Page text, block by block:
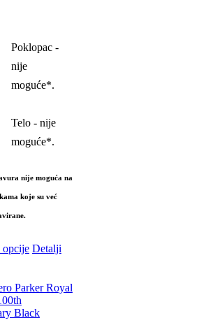
Poklopac -
nije
moguće*.
Telo - nije
moguće*.
nije moguća na
koje su već
opcije Detalji